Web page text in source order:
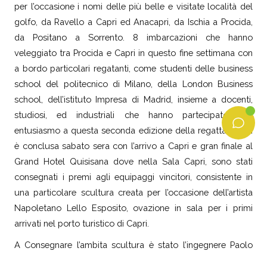
per l’occasione i nomi delle più belle e visitate località del
golfo, da Ravello a Capri ed Anacapri, da Ischia a Procida,
da Positano a Sorrento. 8 imbarcazioni che hanno
veleggiato tra Procida e Capri in questo fine settimana con
a bordo particolari regatanti, come studenti delle business
school del politecnico di Milano, della London Business
school, dell’istituto Impresa di Madrid, insieme a docenti,
studiosi, ed industriali che hanno partecipato con
entusiasmo a questa seconda edizione della regatta che si
è conclusa sabato sera con l’arrivo a Capri e gran finale al
Grand Hotel Quisisana dove nella Sala Capri, sono stati
consegnati i premi agli equipaggi vincitori, consistente in
una particolare scultura creata per l’occasione dell’artista
Napoletano Lello Esposito, ovazione in sala per i primi
arrivati nel porto turistico di Capri.
A Consegnare l’ambita scultura è stato l’ingegnere Paolo